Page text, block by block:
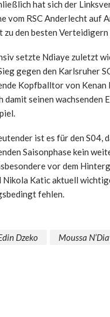
hat sich der
vom RSC Anderlecht auf
zu den besten Verteidigern
setzte Ndiaye zuletzt
gegen den Karlsruher
Kopfballtor von Kenan
seinen wachsenden
ist es für den S04,
Saisonphase kein
vor dem
Nikola Katic aktuell
fehlen.
Dzeko Moussa